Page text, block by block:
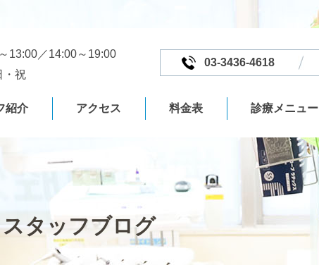
13:00／14:00～19:00
・祝
03-3436-4618
紹介 アクセス 料金表 診療メニュー
スタッフブログ